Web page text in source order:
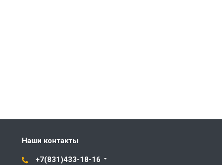
Наши контакты
+7(831)433-18-16